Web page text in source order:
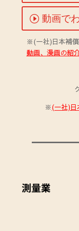
動画で
※(一社)日本補
動画、漫画の紹
※(一社)日
測量業